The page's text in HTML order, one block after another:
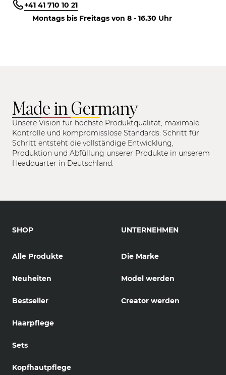
+41 41 710 10 21
Montags bis Freitags von 8 - 16.30 Uhr
Made in Germany
Unsere Vision für höchste Produktqualität, maximale
Kontrolle und kompromisslose Standards: Schritt für
Schritt entsteht die vollständige Entwicklung,
Produktion und Abfüllung unserer Produkte in unserem
Headquarter in Deutschland.
SHOP
Alle Produkte
Neuheiten
Bestseller
Haarpflege
Sets
Kopfhautpflege
UNTERNEHMEN
Die Marke
Model werden
Creator werden